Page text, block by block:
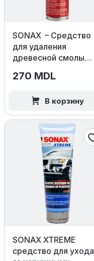
SONAX – Средство
для удаления
древесной смолы
270 MDL
В корзину
SONAX XTREME
средство для ухода